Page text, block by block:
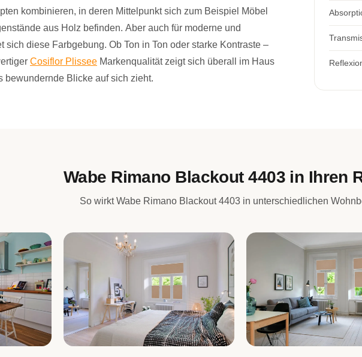
kombinieren, in deren Mittelpunkt sich zum Beispiel Möbel
aus Holz befinden. Aber auch für moderne und
sich diese Farbgebung. Ob Ton in Ton oder starke Kontraste –
Cosiflor Plissee Markenqualität zeigt sich überall im Haus
bewundernde Blicke auf sich zieht.
Wabe Rimano Blackout 4403 in Ihren
So wirkt Wabe Rimano Blackout 4403 in unterschiedlichen